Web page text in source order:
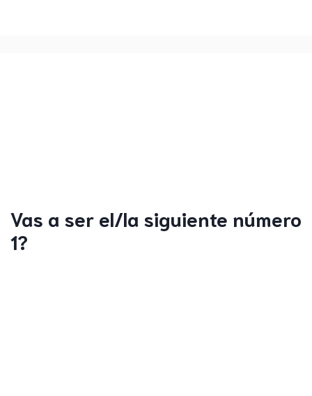
Vas a ser el/la siguiente número
1?